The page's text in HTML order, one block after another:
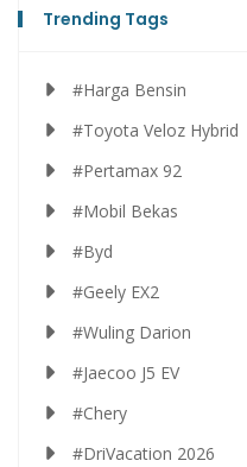
Trending Tags
#Harga Bensin
#Toyota Veloz Hybrid
#Pertamax 92
#Mobil Bekas
#Byd
#Geely EX2
#Wuling Darion
#Jaecoo J5 EV
#Chery
#DriVacation 2026